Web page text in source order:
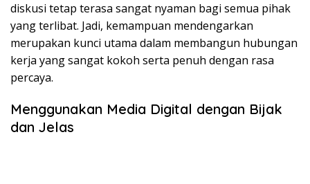
diskusi tetap terasa sangat nyaman bagi semua pihak
yang terlibat. Jadi, kemampuan mendengarkan
merupakan kunci utama dalam membangun hubungan
kerja yang sangat kokoh serta penuh dengan rasa
percaya.
Menggunakan Media Digital dengan Bijak
dan Jelas